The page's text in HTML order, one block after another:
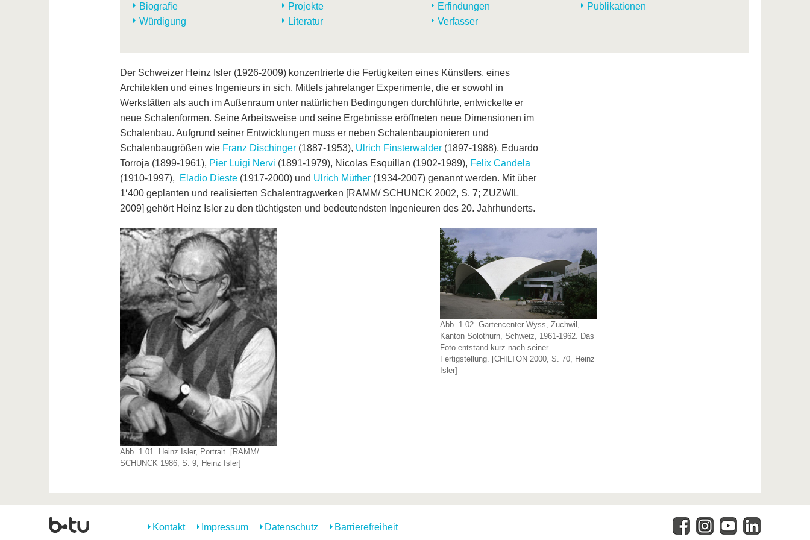
Biografie Projekte Erfindungen
Publikationen
Würdigung
Literatur Verfasser
Der Schweizer Heinz Isler (1926-2009) konzentrierte die Fertigkeiten eines Künstlers, eines
Architekten und eines Ingenieurs in sich. Mittels jahrelanger Experimente, die er sowohl in
Werkstätten als auch im Außenraum unter natürlichen Bedingungen durchführte, entwickelte er
neue Schalenformen. Seine Arbeitsweise und seine Ergebnisse eröffneten neue Dimensionen im
Schalenbau. Aufgrund seiner Entwicklungen muss er neben Schalenbaupionieren und
Schalenbaugrößen wie Franz Dischinger(1887-1953), Ulrich Finsterwalder(1897-1988), Eduardo
Torroja (1899-1961), Pier Luigi Nervi (1891-1979), Nicolas Esquillan (1902-1989), Felix Candela
(1910-1997),
Eladio Dieste(1917-2000) und Ulrich Müther(1934-2007) genannt werden. Mit über
1‘400 geplanten und realisierten Schalentragwerken [RAMM/ SCHUNCK 2002, S. 7; ZUZWIL
2009] gehört Heinz Isler zu den tüchtigsten und bedeutendsten Ingenieuren des 20. Jahrhunderts.
Abb. 1.01. Heinz Isler, Portrait. [RAMM/
SCHUNCK 1986, S. 9, Heinz Isler]
Abb. 1.02. Gartencenter Wyss, Zuchwil,
Kanton Solothurn, Schweiz, 1961-1962. Das
Foto entstand kurz nach seiner
Fertigstellung. [CHILTON 2000, S. 70, Heinz
Isler]
Kontakt Impressum Datenschutz Barrierefreiheit